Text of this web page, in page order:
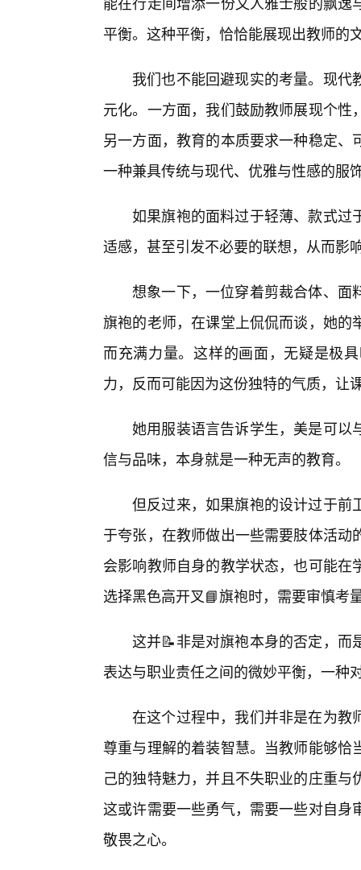
平衡。这种平衡，恰恰能展现出教师的
我们也不能回避现实的考量。现
元化。一方面，我们鼓励教师展现个
另一方面，教育的本质要求一种稳定
一种兼具传统与现代、优雅与性感的服
如果旗袍的面料过于轻薄、款式过
适感，甚至引发不必要的联想，从而影
想象一下，一位穿着剪裁合体、面
旗袍的老师，在课堂上侃侃而谈，她
而充满力量。这样的画面，无疑是极
力，反而可能因为这份独特的气质，让
她用服装语言告诉学生，美是可以
信与品味，本身就是一种无声的教育。
但反过来，如果旗袍的设计过于前
于夸张，在教师做出一些需要肢体活
会影响教师自身的教学状态，也可能
选择黑色高开叉📘旗袍时，需要审慎考
这并📝非是对旗袍本身的否定，而
表达与职业责任之间的微妙平衡，一种
在这个过程中，我们并非是在为教
尊重与理解的着装智慧。当教师能够
己的独特魅力，并且不失职业的庄重
这或许需要一些勇气，需要一些对自
敬畏之心。